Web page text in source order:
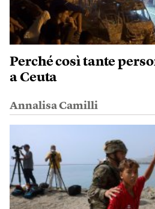
Perché così tante
a Ceuta
Annalisa Camilli